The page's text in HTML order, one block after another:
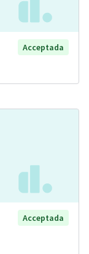
Acceptada
Acceptada